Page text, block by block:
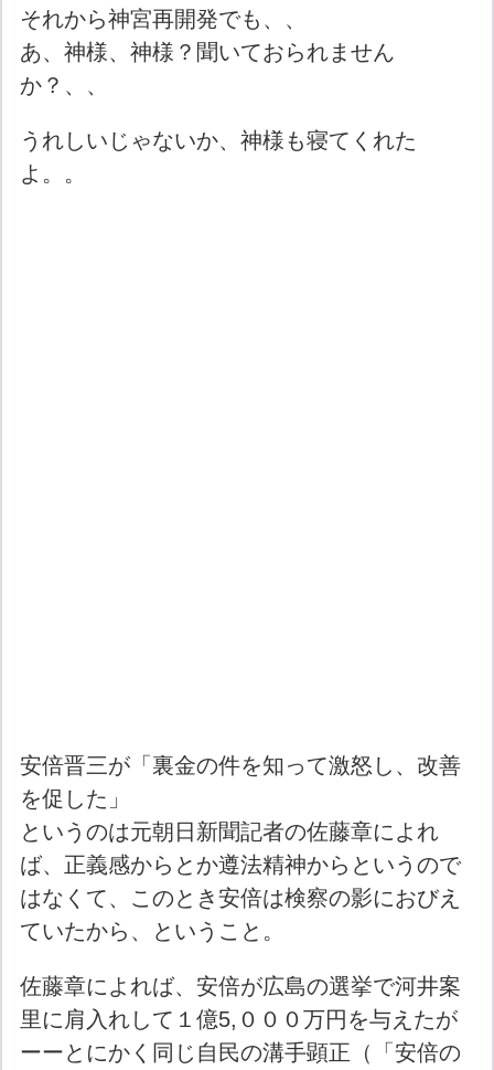
それから神宮再開発でも、、
あ、神様、神様？聞いておられません
か？、、
うれしいじゃないか、神様も寝てくれた
よ。。
安倍晋三が「裏金の件を知って激怒し、改善
を促した」
というのは元朝日新聞記者の佐藤章によれ
ば、正義感からとか遵法精神からというので
はなくて、このとき安倍は検察の影におびえ
ていたから、ということ。
佐藤章によれば、安倍が広島の選挙で河井案
里に肩入れして１億5,０００万円を与えたが
ーーとにかく同じ自民の溝手顕正（「安倍の